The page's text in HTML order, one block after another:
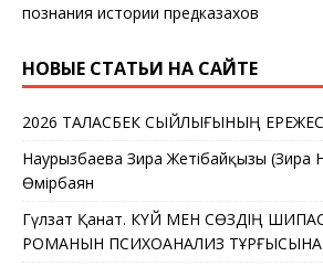
познания истории предказахов
НОВЫЕ СТАТЬИ НА САЙТЕ
2026 ТАЛАСБЕК СЫЙЛЫҒЫНЫҢ
Наурызбаева Зира Жетібайқызы (Зира
Өмірбаян
Гүлзат Қанат. КҮЙ МЕН СӨЗДІҢ
РОМАНЫН ПСИХОАНАЛИЗ